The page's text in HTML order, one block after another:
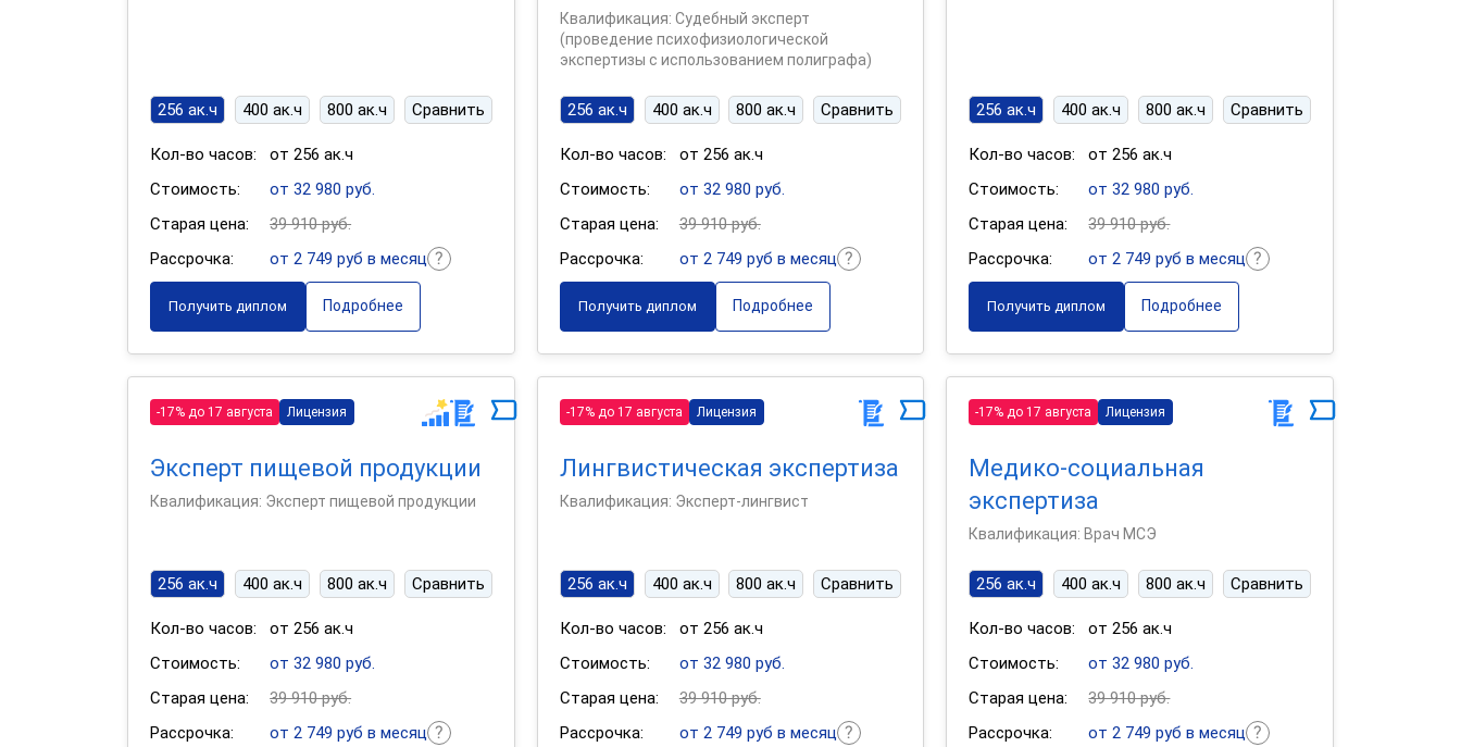
256 ак.ч 400 ак.ч 800 ак.ч Сравнить
Кол-во часов:
от 256 ак.ч
Стоимость:
от 32 980 руб.
Старая цена:
39 910 руб.
Рассрочка:
от 2 749 руб в месяц
Получить диплом Подробнее
Квалификация: Судебный эксперт
(проведение психофизиологической
экспертизы с использованием полиграфа)
256 ак.ч 400 ак.ч 800 ак.ч Сравнить
Кол-во часов:
от 256 ак.ч
Стоимость:
от 32 980 руб.
Старая цена:
39 910 руб.
Рассрочка:
от 2 749 руб в месяц
Получить диплом Подробнее
256 ак.ч 400 ак.ч 800 ак.ч Сравнить
Кол-во часов:
от 256 ак.ч
Стоимость:
от 32 980 руб.
Старая цена:
39 910 руб.
Рассрочка:
от 2 749 руб в месяц
Получить диплом Подробнее
-17% до 17 августа Лицензия
Эксперт пищевой продукции
Квалификация: Эксперт пищевой продукции
256 ак.ч 400 ак.ч 800 ак.ч Сравнить
Кол-во часов:
от 256 ак.ч
Стоимость:
от 32 980 руб.
Старая цена:
39 910 руб.
Рассрочка:
от 2 749 руб в месяц
-17% до 17 августа Лицензия
Лингвистическая экспертиза
Квалификация: Эксперт-лингвист
256 ак.ч 400 ак.ч 800 ак.ч Сравнить
Кол-во часов:
от 256 ак.ч
Стоимость:
от 32 980 руб.
Старая цена:
39 910 руб.
Рассрочка:
от 2 749 руб в месяц
-17% до 17 августа Лицензия
Медико-социальная
экспертиза
Квалификация: Врач МСЭ
256 ак.ч 400 ак.ч 800 ак.ч Сравнить
Кол-во часов:
от 256 ак.ч
Стоимость:
от 32 980 руб.
Старая цена:
39 910 руб.
Рассрочка:
от 2 749 руб в месяц